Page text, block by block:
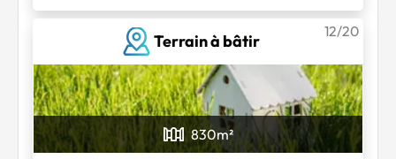
Terrain à bâtir
12/20
830m²